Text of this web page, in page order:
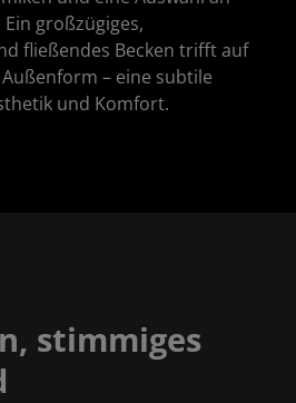
großzügiges,
fließendes Becken trifft auf
– eine subtile
und Komfort.
stimmiges